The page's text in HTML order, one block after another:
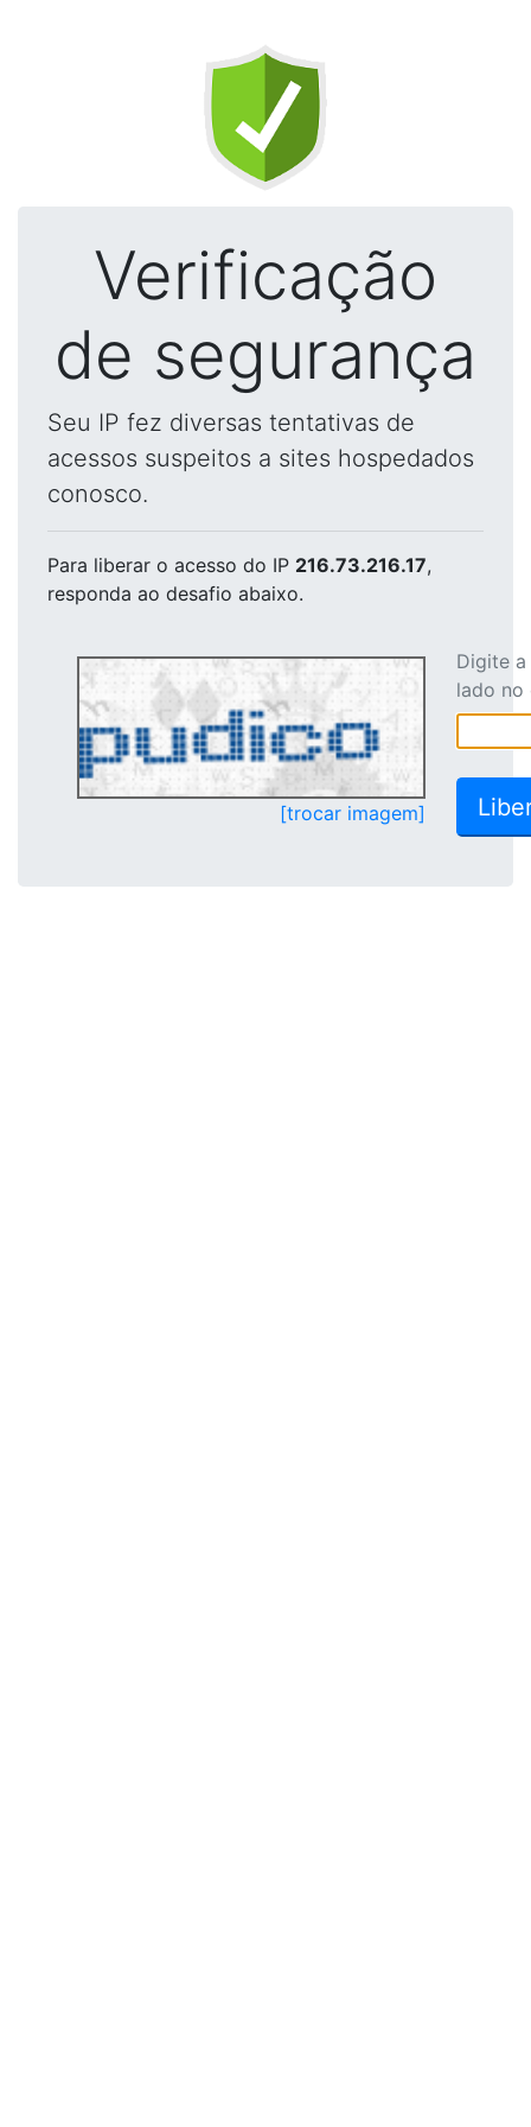
Verificação
de segurança
Seu IP fez diversas tentativas de
acessos suspeitos a sites hospedados
conosco.
Para liberar o acesso do IP 216.73.216.17,
responda ao desafio abaixo.
[trocar imagem]
Digite
lado no